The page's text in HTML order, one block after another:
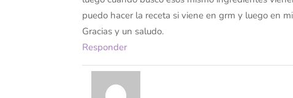
puedo hacer la receta si viene en grm y luego en
Gracias y un saludo.
Responder